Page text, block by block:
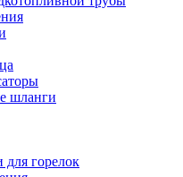
шланги
горелок